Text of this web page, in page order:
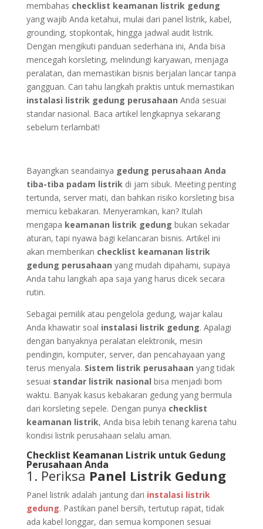
membahas checklist keamanan listrik gedung
yang wajib Anda ketahui, mulai dari panel listrik, kabel,
grounding, stopkontak, hingga jadwal audit listrik.
Dengan mengikuti panduan sederhana ini, Anda bisa
mencegah korsleting, melindungi karyawan, menjaga
peralatan, dan memastikan bisnis berjalan lancar tanpa
gangguan. Cari tahu langkah praktis untuk memastikan
instalasi listrik gedung perusahaan Anda sesuai
standar nasional. Baca artikel lengkapnya sekarang
sebelum terlambat!
Bayangkan seandainya gedung perusahaan Anda
tiba-tiba padam listrikdi jam sibuk. Meeting penting
tertunda, server mati, dan bahkan risiko korsleting bisa
memicu kebakaran. Menyeramkan, kan? Itulah
mengapa keamanan listrik gedung bukan sekadar
aturan, tapi nyawa bagi kelancaran bisnis. Artikel ini
akan memberikan checklist keamanan listrik
gedung perusahaan yang mudah dipahami, supaya
Anda tahu langkah apa saja yang harus dicek secara
rutin.
Sebagai pemilik atau pengelola gedung, wajar kalau
Anda khawatir soal instalasi listrik gedung. Apalagi
dengan banyaknya peralatan elektronik, mesin
pendingin, komputer, server, dan pencahayaan yang
terus menyala. Sistem listrik perusahaan yang tidak
sesuai standar listrik nasional bisa menjadi bom
waktu. Banyak kasus kebakaran gedung yang bermula
dari korsleting sepele. Dengan punya checklist
keamanan listrik, Anda bisa lebih tenang karena tahu
kondisi listrik perusahaan selalu aman.
Checklist Keamanan Listrik untuk Gedung
Perusahaan Anda
1. Periksa Panel Listrik Gedung
Panel listrik adalah jantung dari instalasi listrik
gedung. Pastikan panel bersih, tertutup rapat, tidak
ada kabel longgar, dan semua komponen sesuai